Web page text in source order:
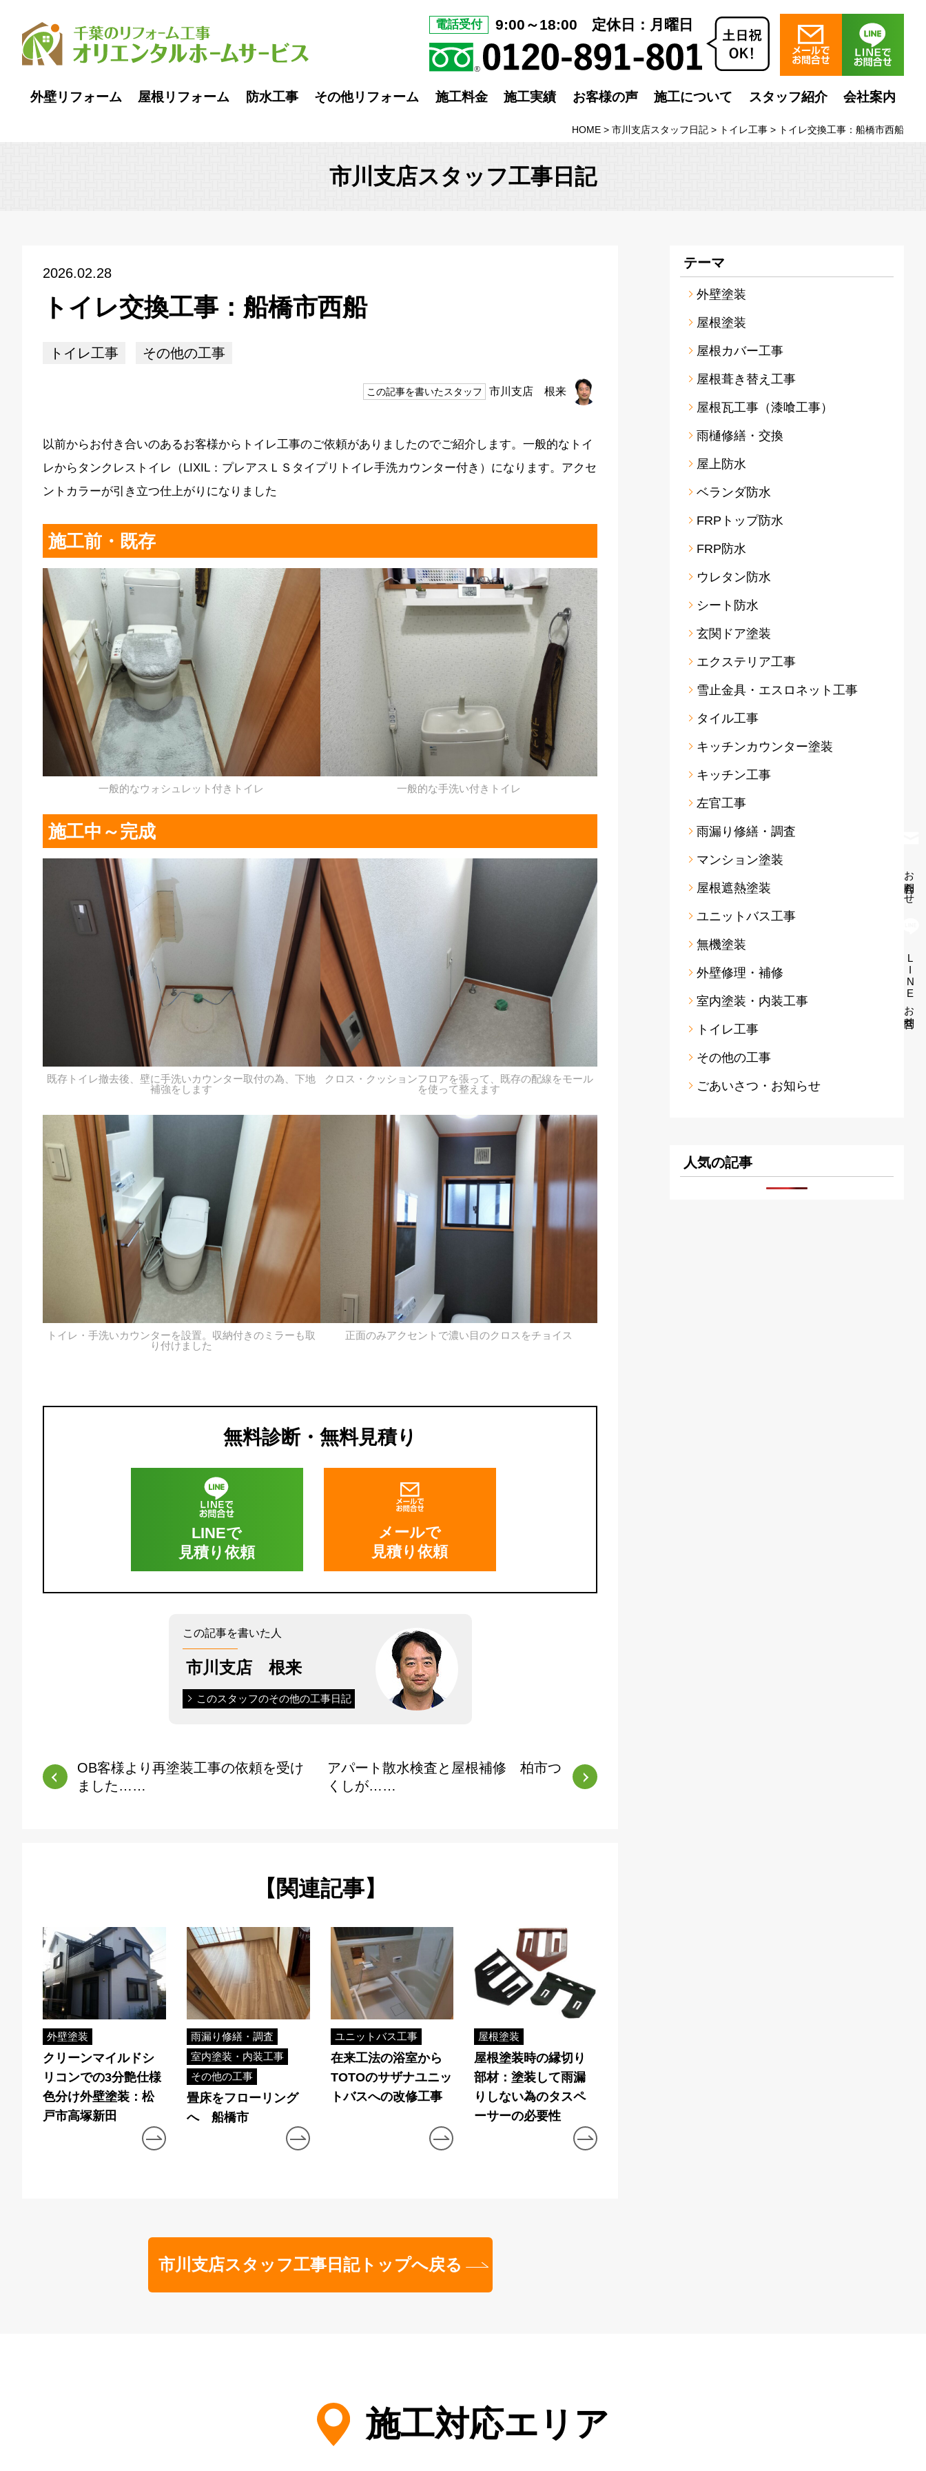
電話受付 9:00～18:00 定休日：月曜日
外壁リフォーム 屋根リフォーム 防水工事 その他リフォーム 施工料金 施工実績 お客様の声 施工について スタッフ紹介 会社案内
HOME > 市川支店スタッフ日記 > トイレ工事 > トイレ交換工事：船橋市西船
市川支店スタッフ工事日記
2026.02.28
トイレ交換工事：船橋市西船
トイレ工事 その他の工事
この記事を書いたスタッフ 市川支店 根来
以前からお付き合いのあるお客様からトイレ工事のご依頼がありましたのでご紹介します。一般的なトイ
レからタンクレストイレ（LIXIL：プレアスＬＳタイプリトイレ手洗カウンター付き）になります。アクセ
ントカラーが引き立つ仕上がりになりました
施工前・既存
一般的なウォシュレット付きトイレ 一般的な手洗い付きトイレ
施工中～完成
既存トイレ撤去後、壁に手洗いカウンター取付の為、下地
補強をします
クロス・クッションフロアを張って、既存の配線をモール
を使って整えます
トイレ・手洗いカウンターを設置。収納付きのミラーも取
り付けました
正面のみアクセントで濃い目のクロスをチョイス
無料診断・無料見積り
LINEで
見積り依頼
メールで
見積り依頼
この記事を書いた人
市川支店 根来
このスタッフのその他の工事日記
OB客様より再塗装工事の依頼を受け
ました……
アパート散水検査と屋根補修 柏市つ
くしが……
【関連記事】
外壁塗装
クリーンマイルドシ
リコンでの3分艶仕様
色分け外壁塗装：松
戸市高塚新田
雨漏り修繕・調査
室内塗装・内装工事
その他の工事
畳床をフローリング
へ 船橋市
ユニットバス工事
在来工法の浴室から
TOTOのサザナユニッ
トバスへの改修工事
屋根塗装
屋根塗装時の縁切り
部材：塗装して雨漏
りしない為のタスペ
ーサーの必要性
市川支店スタッフ工事日記トップへ戻る
テーマ
外壁塗装
屋根塗装
屋根カバー工事
屋根葺き替え工事
屋根瓦工事（漆喰工事）
雨樋修繕・交換
屋上防水
ベランダ防水
FRPトップ防水
FRP防水
ウレタン防水
シート防水
玄関ドア塗装
エクステリア工事
雪止金具・エスロネット工事
タイル工事
キッチンカウンター塗装
キッチン工事
左官工事
雨漏り修繕・調査
マンション塗装
屋根遮熱塗装
ユニットバス工事
無機塗装
外壁修理・補修
室内塗装・内装工事
トイレ工事
その他の工事
ごあいさつ・お知らせ
人気の記事
施工対応エリア
お問合わせ
LINEお問合せ